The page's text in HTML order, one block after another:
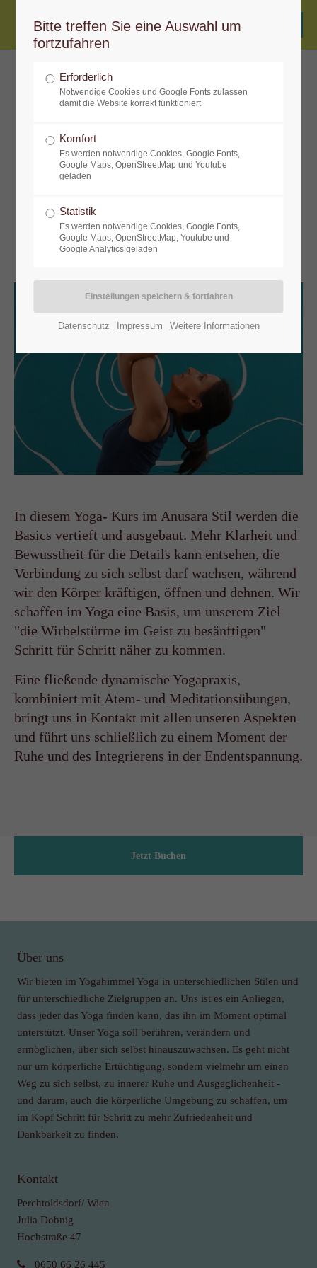
Yoga Basic (Julia)
Ankommen. Bei Dir. In deinem Körper. In
deinen Gedanken und Gefühlen. Bring alles
mit in deine Yogapraxis, das alles hat hier
seinen Raum und aus diesem Annehmen
kann mehr und mehr Klarheit entstehen.
In diesem Yoga- Kurs im Anusara Stil werden die
Basics vertieft und ausgebaut. Mehr Klarheit und
Bewusstheit für die Details kann entsehen, die
Verbindung zu sich selbst darf wachsen, während
wir den Körper kräftigen, öffnen und dehnen. Wir
schaffen im Yoga eine Basis, um unserem Ziel
"die Wirbelstürme im Geist zu besänftigen"
Schritt für Schritt näher zu kommen.
Eine fließende dynamische Yogapraxis,
kombiniert mit Atem- und Meditationsübungen,
bringt uns in Kontakt mit allen unseren Aspekten
und führt uns schließlich zu einem Moment der
Ruhe und des Integrierens in der Endentspannung.
Jetzt Buchen
Über uns
Wir bieten im Yogahimmel Yoga in unterschiedlichen Stilen und
für unterschiedliche Zielgruppen an. Uns ist es ein Anliegen,
dass jeder das Yoga finden kann, das ihn im Moment optimal
unterstützt. Unser Yoga soll berühren, verändern und
ermöglichen, über sich selbst hinauszuwachsen. Es geht nicht
nur um körperliche Ertüchtigung, sondern vielmehr um einen
Weg zu sich selbst, zu innerer Ruhe und Ausgeglichenheit -
und darum, auch die körperliche Umgebung zu schaffen, um
im Kopf Schritt für Schritt zu mehr Zufriedenheit und
Dankbarkeit zu finden.
Kontakt
Perchtoldsdorf/ Wien
Julia Dobnig
Hochstraße 47
0650 66 26 445
Bitte treffen Sie eine Auswahl um
fortzufahren
Erforderlich
Notwendige Cookies und Google Fonts zulassen
damit die Website korrekt funktioniert
Komfort
Es werden notwendige Cookies, Google Fonts,
Google Maps, OpenStreetMap und Youtube
geladen
Statistik
Es werden notwendige Cookies, Google Fonts,
Google Maps, OpenStreetMap, Youtube und
Google Analytics geladen
Datenschutz Impressum Weitere Informationen